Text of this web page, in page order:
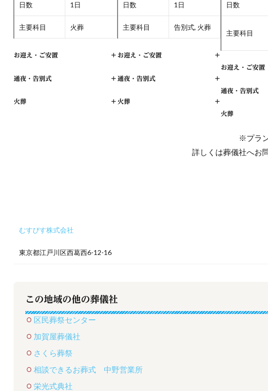
日数 1日
主要科目 火葬
お迎え・ご安置 +
通夜・告別式 +
火葬 +
日数 1日
主要科目 告別式, 火葬
お迎え・ご安置 +
通夜・告別式 +
火葬 +
日数
主要科目
お迎え・ご安置
通夜・告別式
火葬
※プラ
詳しくは葬儀社へお
むすびす株式会社
東京都江戸川区西葛西6-12-16
この地域の他の葬儀社
区民葬祭センター
加賀屋葬儀社
さくら葬祭
相談できるお葬式 中野営業所
栄光式典社